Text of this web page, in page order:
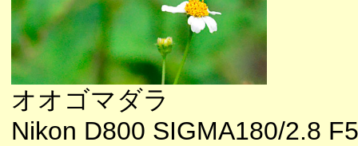
オオゴマダラ
Nikon D800 SIGMA180/2.8